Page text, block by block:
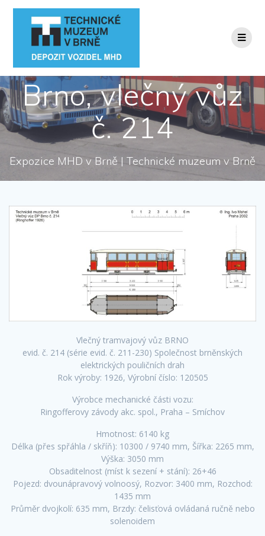
Přeskočit
Brno, vlečný vůz
č. 214
Expozice MHD v Brně | Technické muzeum v Brně
Vlečný tramvajový vůz BRNO
evid. č. 214 (série evid. č. 211-230) Společnost brněnských
elektrických pouličních drah
Rok výroby: 1926, Výrobní číslo: 120505
Výrobce mechanické části vozu:
Ringofferovy závody akc. spol., Praha – Smíchov
Hmotnost: 6140 kg
Délka (přes spřáhla / skříň): 10300 / 9740 mm, Šířka: 2265 mm,
Výška: 3050 mm
Obsaditelnost (míst k sezení + stání): 26+46
Pojezd: dvounápravový volnoosý, Rozvor: 3400 mm, Rozchod:
1435 mm
Průměr dvojkolí: 635 mm, Brzdy: čelisťová ovládaná ručně nebo
solenoidem